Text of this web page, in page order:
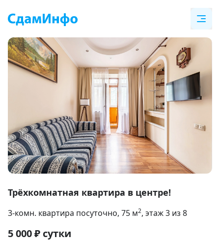
1
26
Трёхкомнатная квартира в центре!
3-комн. квартира посуточно, 75 м2, этаж 3 из 8
5 000₽ сутки